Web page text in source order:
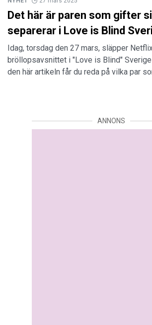
Det här är paren som gifter
separerar i Love is Blind
Idag, torsdag den 27 mars, släpper
bröllopsavsnittet i "Love is Blind"
den här artikeln får du reda på vilka par
ANNONS